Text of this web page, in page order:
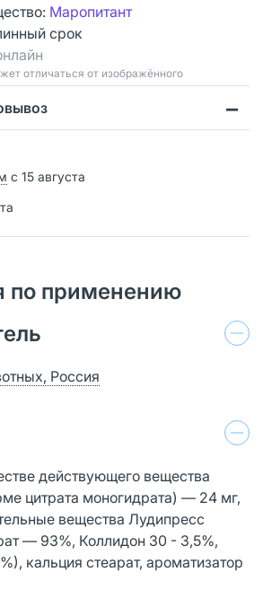
Маропитант
срок
отличаться от изображённого
с 15 августа
по применению
Россия
действующего вещества
цитрата моногидрата) — 24 мг,
вещества Лудипресс
— 93%, Коллидон 30 - 3,5%,
кальция стеарат, ароматизатор